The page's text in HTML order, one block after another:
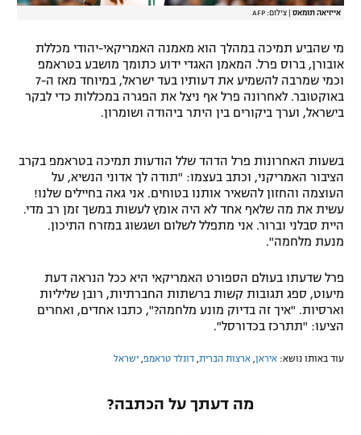
המגזין
אייזיאה תומאס צילום: AFP
מי שהביע תמיכה במהלך הוא מאמנה האמריקאי-יהודי מכללת
אובורן, ברוס פרל. המאמן האגדי ידוע כתומך מושבע בטראמפ
וכמי שמרבה להשמיע את דעותיו בעד ישראל, במיוחד מאז ה-7
באוקטובר. לאחרונה פרל אף ניצל את הפגרה במכללות כדי לבקר
בישראל, וערך ביקורים בין היתר ביהודה ושומרון.
בשעות האחרונות פרל הדהד שלל הודעות תמיכה בטראמפ בקרב
הציבור האמריקני, וכתב בעצמו: "תודה לך אדוני הנשיא, על
העוצמה והחזון להשאיר אותנו בטוחים. אני גאה בחיילים שלנו!
עשית את מה שלאף אחד לא היה אומץ לעשות במשך זמן רב מדי.
היית סבלני וברור. אני מתפלל לשלום ושגשוג במזרח התיכון.
מנעת מלחמה".
פרל שדעתו בעולם הספורט האמריקאי היא ככל הנראה דעת
מיעוט, ספג תגובות קשות ברשתות החברתיות, רובן שליליות
וארסיות. "איך זה בדיוק מונע מלחמה?", כתבו אחדים, ואחרים
הציעו: "תתרכז בכדורסל".
עוד באותו נושא: איראן ארצות הברית דונלד טראמפ ישראל
מה דעתך על הכתבה?